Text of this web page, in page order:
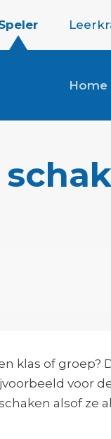
Home
klas of
voor
alsof ze